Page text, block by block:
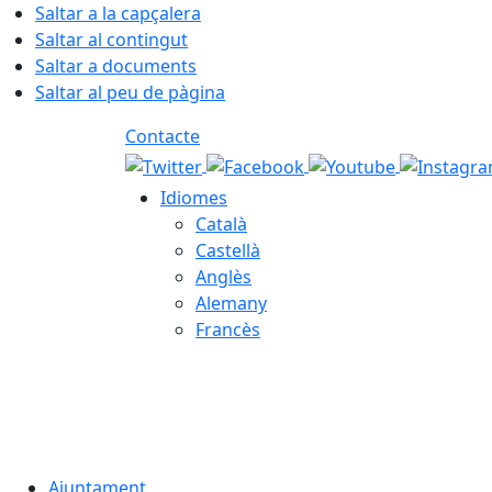
Saltar a la capçalera
Saltar al contingut
Saltar a documents
Saltar al peu de pàgina
Contacte
Idiomes
Català
Castellà
Anglès
Alemany
Francès